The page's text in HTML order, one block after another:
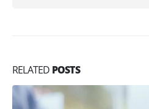
RELATED POSTS